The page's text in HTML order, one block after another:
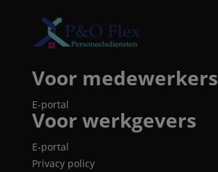
Voor medewerkers
E-portal
Voor werkgevers
E-portal
Privacy policy